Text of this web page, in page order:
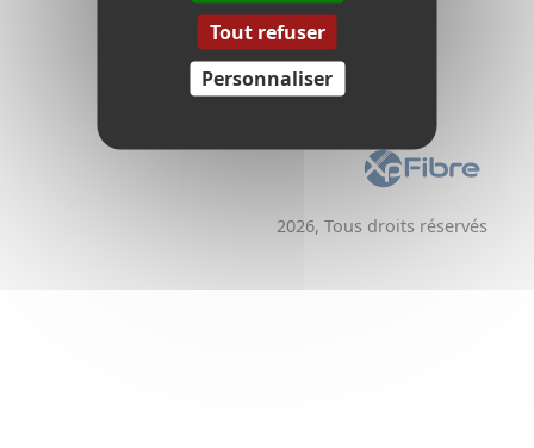
2026, Tous droits réservés
Tout refuser
Personnaliser